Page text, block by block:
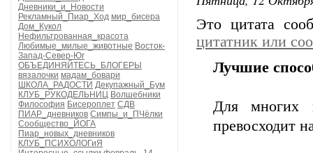
Дневники_и_Новости
Рекламный_Пиар_Ход мир_бисера
Дом_Кукол
Нефильтрованная_красота
Любимые_милые_животные Восток-
Запад-Север-Юг
ОБЪЕДИНЯЙТЕСЬ_БЛОГЕРЫ
вязалочки мадам_бовари
ШКОЛА_РАДОСТИ Декупажный_Бум
КЛУБ_РУКОДЕЛЬНИЦ Волшебники
Философия Бисероплет СДВ
ПИАР_дневников Симпы_и_ПЧёлки
Сообщество_ЙОГА
Пиар_новых_дневников
КЛУБ_ПСИХОЛОГиЯ
Это цитата
цитатник или
Лучшие
Для многих
превосходит